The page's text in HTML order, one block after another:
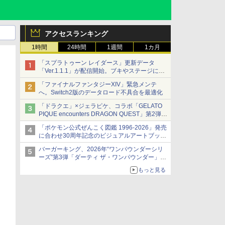
アクセスランキング
1時間 24時間 1週間 1カ月
「スプラトゥーン レイダース」更新データ
「Ver.1.1.1」が配信開始。ブキやステージに関
する不具合を修正
「ファイナルファンタジーXIV」緊急メンテ
へ。Switch2版のデータロード不具合を最適化
「ドラクエ」×ジェラピケ、コラボ「GELATO
PIQUE encounters DRAGON QUEST」第2弾が
本日発売
アイスカップに入ったスライムやわたぼう、ベ
ビーサタンなどがオリジナルアートで登場
「ポケモン公式ぜんこく図鑑 1996-2026」発売
に合わせ30周年記念のビジュアルアートブック
3冊同時発売が決定
バーガーキング、2026年“ワンパウンダーシリ
ーズ”第3弾「ダーティ ザ・ワンパウンダー」を
「特製ガーリックマヨソース」を使用した超大
もっと見る